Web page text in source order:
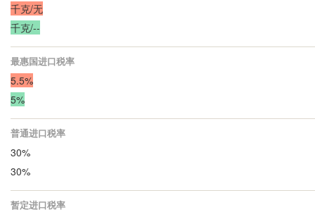
千克/无
千克/--
最惠国进口税率
5.5%
5%
普通进口税率
30%
30%
暂定进口税率